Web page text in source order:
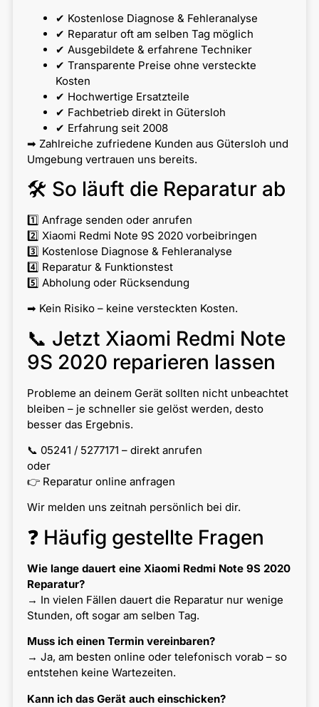
✔ Kostenlose Diagnose & Fehleranalyse
✔ Reparatur oft am selben Tag möglich
✔ Ausgebildete & erfahrene Techniker
✔ Transparente Preise ohne versteckte
Kosten
✔ Hochwertige Ersatzteile
✔ Fachbetrieb direkt in Gütersloh
✔ Erfahrung seit 2008
➡ Zahlreiche zufriedene Kunden aus Gütersloh und
Umgebung vertrauen uns bereits.
🛠 So läuft die Reparatur ab
1️⃣ Anfrage senden oder anrufen
2️⃣ Xiaomi Redmi Note 9S 2020 vorbeibringen
3️⃣ Kostenlose Diagnose & Fehleranalyse
4️⃣ Reparatur & Funktionstest
5️⃣ Abholung oder Rücksendung
➡ Kein Risiko – keine versteckten Kosten.
📞 Jetzt Xiaomi Redmi Note
9S 2020 reparieren lassen
Probleme an deinem Gerät sollten nicht unbeachtet
bleiben – je schneller sie gelöst werden, desto
besser das Ergebnis.
📞 05241 / 5277171 – direkt anrufen
oder
👉 Reparatur online anfragen
Wir melden uns zeitnah persönlich bei dir.
❓ Häufig gestellte Fragen
Wie lange dauert eine Xiaomi Redmi Note 9S 2020
Reparatur?
→ In vielen Fällen dauert die Reparatur nur wenige
Stunden, oft sogar am selben Tag.
Muss ich einen Termin vereinbaren?
→ Ja, am besten online oder telefonisch vorab – so
entstehen keine Wartezeiten.
Kann ich das Gerät auch einschicken?